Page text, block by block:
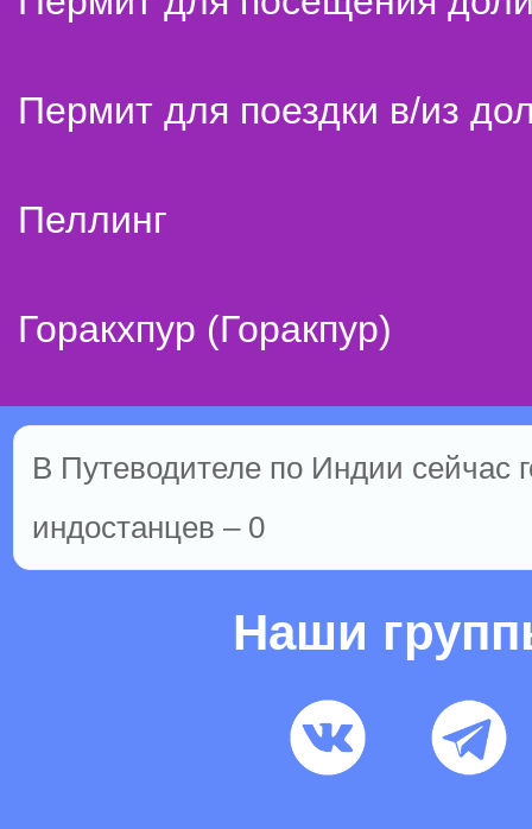
Пермит для поездки в/из
Пеллинг
Горакхпур (Горакпур)
В Путеводителе по Индии сейчас
индостанцев – 0
Наши